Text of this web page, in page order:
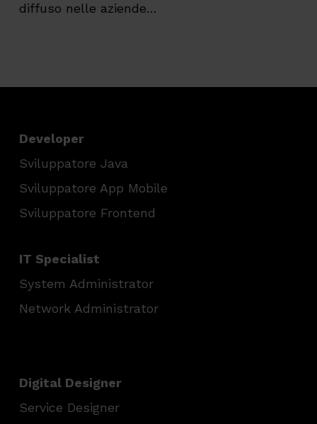
diffuso nelle aziende…
Developer
Sviluppatore Java
Sviluppatore App Mobile
Sviluppatore Frontend
IT Specialist
System Administrator
Network Administrator
Digital Designer
Service Designer